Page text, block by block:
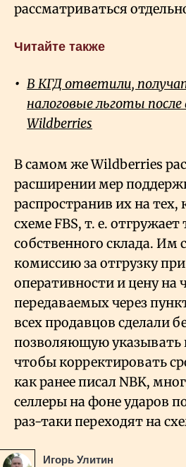
рассматриваться
Читайте также
В КГД ответили,
налоговые льготы
Wildberries
В самом же Wildberries
расширении мер
распространив их на тех,
схеме FBS, т. е.
собственного склада. Им
комиссию за отгрузку
оперативности и цену на
передаваемых через
всех продавцов сделали
позволяющую указывать
чтобы корректировать
как ранее писал NBK,
селлеры на фоне ударов
раз-таки переходят на
Игорь Улитин